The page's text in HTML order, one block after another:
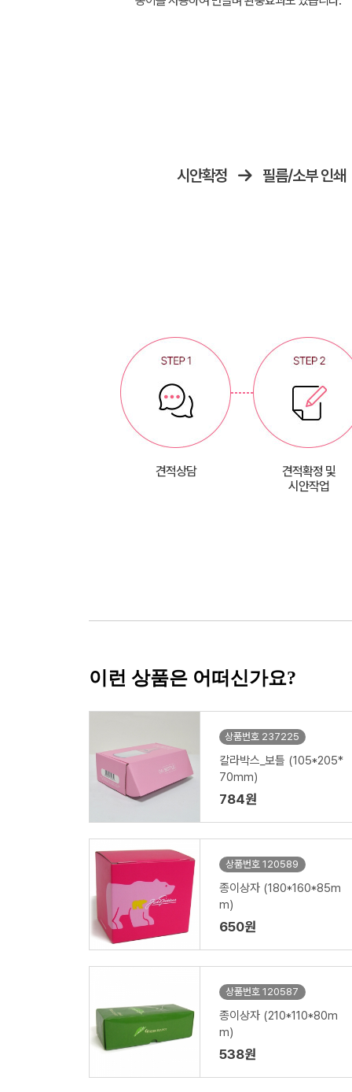
시안확정 필름/소부 인쇄
견적상담
견적확정 및
시안작업
이런 상품은 어떠신가요?
상품번호 237225
칼라박스_보틀 (105*205*
70mm)
784원
상품번호 120589
종이상자 (180*160*85m
m)
650원
상품번호 120587
종이상자 (210*110*80m
m)
538원